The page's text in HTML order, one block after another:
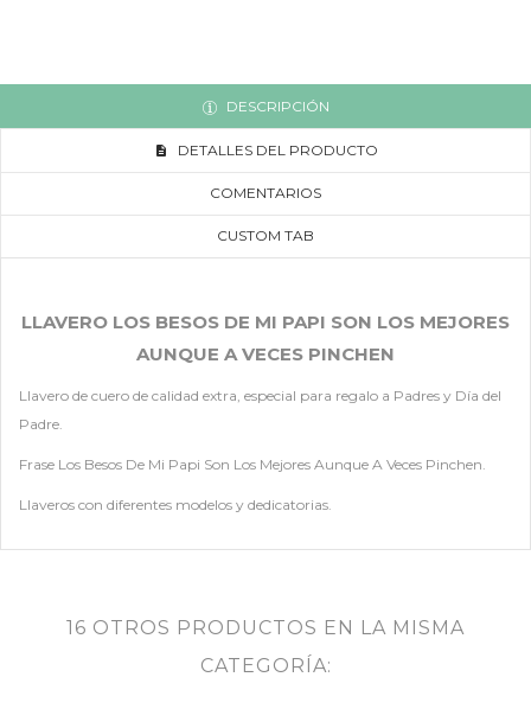
DESCRIPCIÓN
DETALLES DEL PRODUCTO
COMENTARIOS
CUSTOM TAB
LLAVERO LOS BESOS DE MI PAPI SON LOS MEJORES
AUNQUE A VECES PINCHEN
Llavero de cuero de calidad extra, especial para regalo a Padres y Día del
Padre.
Frase Los Besos De Mi Papi Son Los Mejores Aunque A Veces Pinchen.
Llaveros con diferentes modelos y dedicatorias.
16 OTROS PRODUCTOS EN LA MISMA
CATEGORÍA: